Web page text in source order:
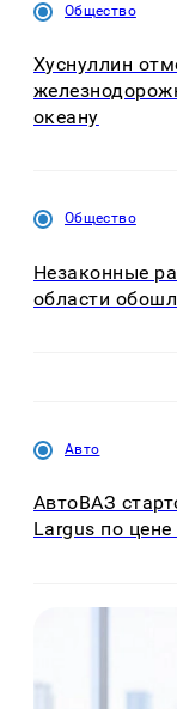
Общество
Хуснуллин
океану
Общество
Незаконные
области
Авто
АвтоВАЗ
Largus по